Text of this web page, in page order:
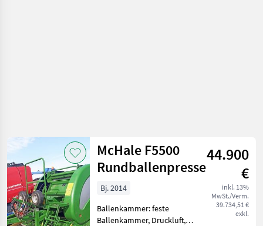
McHale F5500
Rundballenpresse
44.900
€
inkl. 13%
MwSt./Verm.
39.734,51 €
exkl.
Bj. 2014
Ballenkammer: feste
Ballenkammer, Druckluft,